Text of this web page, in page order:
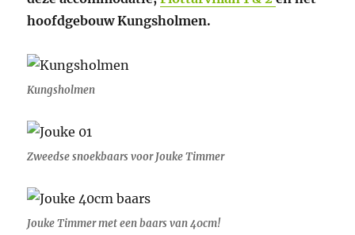
hoofdgebouw Kungsholmen.
Kungsholmen
Zweedse snoekbaars voor Jouke Timmer
Jouke Timmer met een baars van 40cm!